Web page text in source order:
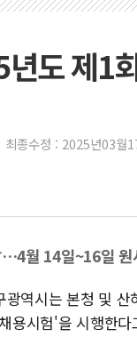
도 제1
최종수정 : 2025년03월
월 14일~16일 원
역시는 본청 및
용시험'을 시행한다